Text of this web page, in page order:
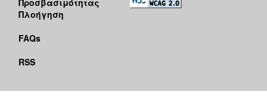
Πλοήγηση
FAQs
RSS